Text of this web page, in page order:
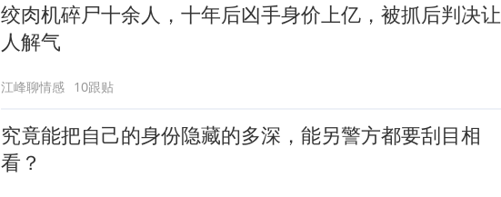
绞肉机碎尸十余人，十年后凶手身价上亿，被抓后判决让
人解气
江峰聊情感 10跟贴
究竟能把自己的身份隐藏的多深，能另警方都要刮目相
看？